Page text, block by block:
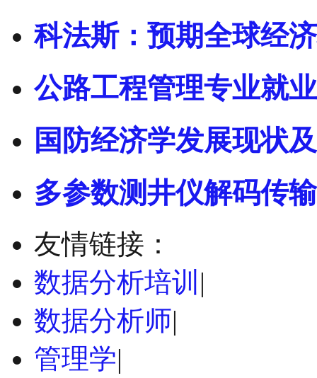
科法斯：预期全球经
公路工程管理专业就
国防经济学发展现状
多参数测井仪解码传
友情链接：
数据分析培训 |
数据分析师|
管理学|